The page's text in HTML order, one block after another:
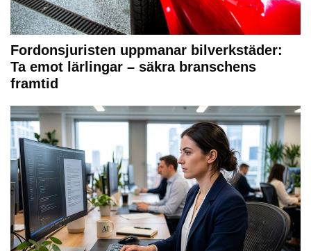
Fordonsjuristen uppmanar bilverkstäder:
Ta emot lärlingar – säkra branschens
framtid